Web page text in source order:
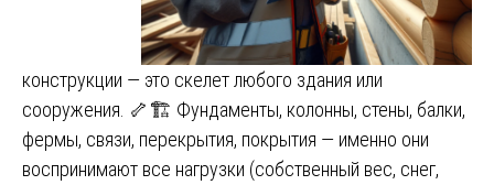
конструкции — это скелет любого здания или
сооружения. 🦴🏗️ Фундаменты, колонны, стены, балки,
фермы, связи, перекрытия, покрытия — именно они
воспринимают все нагрузки (собственный вес, снег,